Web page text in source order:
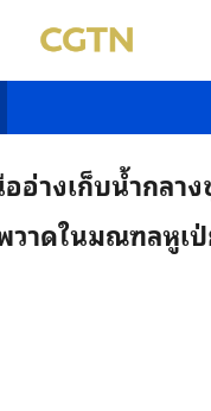
อ่างเก็บน้ำกลาง
วาดในมณฑลหูเ